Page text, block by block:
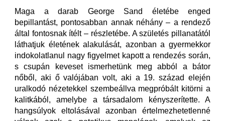
Maga a darab George Sand életébe enged
bepillantást, pontosabban annak néhány – a rendező
által fontosnak ítélt – részletébe. A születés pillanatától
láthatjuk életének alakulását, azonban a gyermekkor
indokolatlanul nagy figyelmet kapott a rendezés során,
s csupán keveset ismerhetünk meg abból a bátor
nőből, aki ő valójában volt, aki a 19. század elején
uralkodó nézetekkel szembeállva megpróbált kitörni a
kalitkából, amelybe a társadalom kényszerítette. A
hangsúlyok eltolásával azonban értelmezhetetlenné